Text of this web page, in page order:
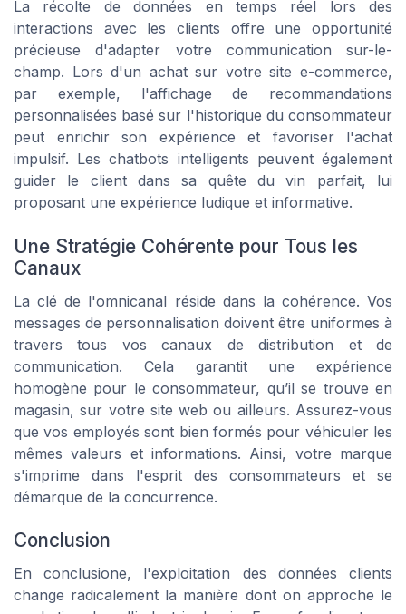
La récolte de données en temps réel lors des
interactions avec les clients offre une opportunité
précieuse d'adapter votre communication sur-le-
champ. Lors d'un achat sur votre site e-commerce,
par exemple, l'affichage de recommandations
personnalisées basé sur l'historique du consommateur
peut enrichir son expérience et favoriser l'achat
impulsif. Les chatbots intelligents peuvent également
guider le client dans sa quête du vin parfait, lui
proposant une expérience ludique et informative.
Une Stratégie Cohérente pour Tous les
Canaux
La clé de l'omnicanal réside dans la cohérence. Vos
messages de personnalisation doivent être uniformes à
travers tous vos canaux de distribution et de
communication. Cela garantit une expérience
homogène pour le consommateur, qu’il se trouve en
magasin, sur votre site web ou ailleurs. Assurez-vous
que vos employés sont bien formés pour véhiculer les
mêmes valeurs et informations. Ainsi, votre marque
s'imprime dans l'esprit des consommateurs et se
démarque de la concurrence.
Conclusion
En conclusione, l'exploitation des données clients
change radicalement la manière dont on approche le